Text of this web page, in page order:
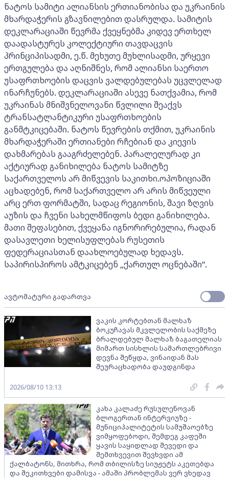
ნატოს სამიტი ალიანსის ერთიანობისა და უკრაინის
მხარდაჭერის გზავნილებით დასრულდა. სამიტის
დეკლარაციაში წევრმა ქვეყნებმა კიდევ ერთხელ
დაადასტურეს კოლექტიური თავდაცვის
პრინციპისადმი, ე.წ. მეხუთე მუხლისადმი, ურყევი
ერთგულება და აღნიშნეს, რომ ალიანსი საერთო
უსაფრთხოების დაცვის ვალდებულებას უცვლელად
ინარჩუნებს. დეკლარაციაში ასევე ნათქვამია, რომ
უკრაინას მნიშვნელოვანი წვლილი შეაქვს
ტრანსატლანტიკური უსაფრთხოების
განმტკიცებაში. ნატოს წევრების თქმით, უკრაინის
მხარდაჭერაში ერთიანები რჩებიან და კიევის
დახმარებას გააგრძელებენ. პარალელურად კი
აქტიურად განიხილება ნატოს სამიტზე
საქართველოს არ მიწვევის საკითხი.ოპოზიციაში
აცხადებენ, რომ საქართველო არ არის მიწვეული
არც ერთ ფორმატში, სადაც რეგიონის, შავი ზღვის
აუზის და ჩვენი სახელმწიფოს ბედი განიხილება.
მათი შეფასებით, ქვეყანა იგნორირებულია, რადან
დასავლეთი ხელისუფლებას რუსეთის
ფედერაციასთან დაახლოებულად ხედავს.
საპირისპიროს ამტკიცებენ „ქართულ ოცნებაში“.
ავტომატური გადართვა
ვაკის კორტებთან მალხაზ
ბოკუჩავას მკვლელობის საქმეზე
ბრალდებულ მალხაზ ბაგათელიას
მიმართ სისხლის სამართლებრივი
დევნა შეწყდა, ვინაიდან მას
შეურაცხადობა დაუდგინდა
2026/08/10 13:13
კახა კალაძე რუსულენოვან
ბლოგერთან ინტერვიუზე -
მუნიციპალიტეტის სამუშაოებზე
ვიმყოფებოდი, შემდეგ კაფეში
ყავის საყიდლად შევედი და
შემთხვევით შევხვდი ამ
ქალბატონს, მითხრა, რომ თბილისზე სიუჟეტს აკეთებდა
და შეკითხვები დამისვა - ამაში პრობლემას ვერ ვხედავ